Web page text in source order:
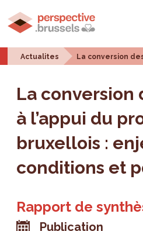
Actualites La conversion
La conversion
à l’appui du
bruxellois :
conditions et
Rapport de
Publication